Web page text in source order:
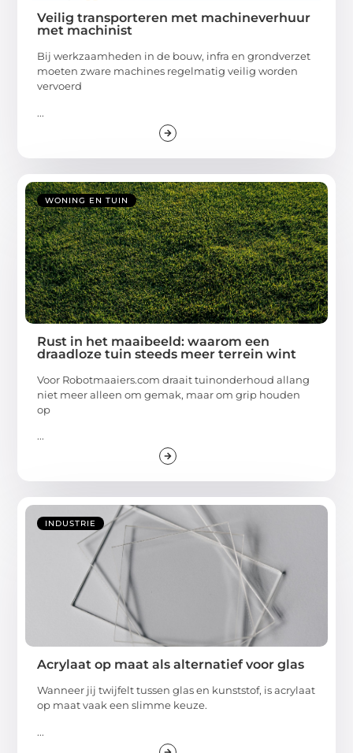
Veilig transporteren met machineverhuur
met machinist
Bij werkzaamheden in de bouw, infra en grondverzet
moeten zware machines regelmatig veilig worden
vervoerd
...
WONING EN TUIN
Rust in het maaibeeld: waarom een
draadloze tuin steeds meer terrein wint
Voor Robotmaaiers.com draait tuinonderhoud allang
niet meer alleen om gemak, maar om grip houden
op
...
INDUSTRIE
Acrylaat op maat als alternatief voor glas
Wanneer jij twijfelt tussen glas en kunststof, is acrylaat
op maat vaak een slimme keuze.
...